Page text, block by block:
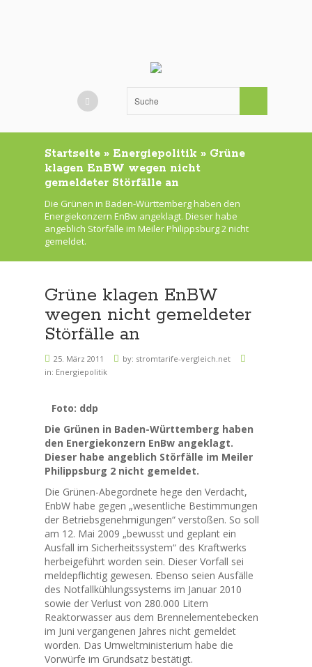
Startseite » Energiepolitik » Grüne
klagen EnBW wegen nicht
gemeldeter Störfälle an
Die Grünen in Baden-Württemberg haben den
Energiekonzern EnBw angeklagt. Dieser habe
angeblich Störfälle im Meiler Philippsburg 2 nicht
gemeldet.
Grüne klagen EnBW
wegen nicht gemeldeter
Störfälle an
25. März 2011 by: stromtarife-vergleich.net
in: Energiepolitik
Foto: ddp
Die Grünen in Baden-Württemberg haben
den Energiekonzern EnBw angeklagt.
Dieser habe angeblich Störfälle im Meiler
Philippsburg 2 nicht gemeldet.
Die Grünen-Abegordnete hege den Verdacht,
EnbW habe gegen „wesentliche Bestimmungen
der Betriebsgenehmigungen“ verstoßen. So soll
am 12. Mai 2009 „bewusst und geplant ein
Ausfall im Sicherheitssystem“ des Kraftwerks
herbeigeführt worden sein. Dieser Vorfall sei
meldepflichtig gewesen. Ebenso seien Ausfälle
des Notfallkühlungssystems im Januar 2010
sowie der Verlust von 280.000 Litern
Reaktorwasser aus dem Brennelementebecken
im Juni vergangenen Jahres nicht gemeldet
worden. Das Umweltministerium habe die
Vorwürfe im Grundsatz bestätigt.